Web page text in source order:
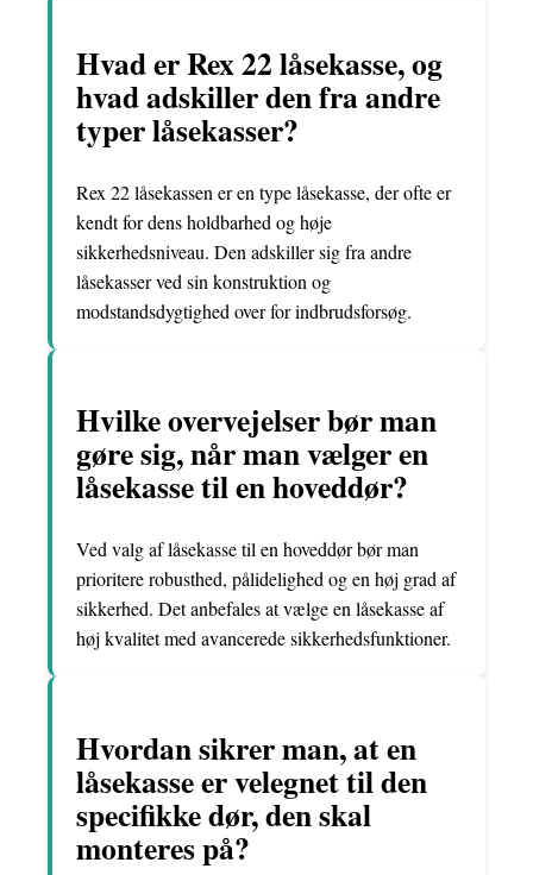
Hvad er Rex 22 låsekasse, og
hvad adskiller den fra andre
typer låsekasser?
Rex 22 låsekassen er en type låsekasse, der ofte er
kendt for dens holdbarhed og høje
sikkerhedsniveau. Den adskiller sig fra andre
låsekasser ved sin konstruktion og
modstandsdygtighed over for indbrudsforsøg.
Hvilke overvejelser bør man
gøre sig, når man vælger en
låsekasse til en hoveddør?
Ved valg af låsekasse til en hoveddør bør man
prioritere robusthed, pålidelighed og en høj grad af
sikkerhed. Det anbefales at vælge en låsekasse af
høj kvalitet med avancerede sikkerhedsfunktioner.
Hvordan sikrer man, at en
låsekasse er velegnet til den
specifikke dør, den skal
monteres på?